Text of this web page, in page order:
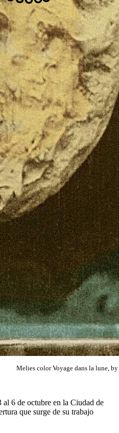
Melies color Voyage dans la lune, by
al 6 de octubre en la Ciudad de
que surge de su trabajo